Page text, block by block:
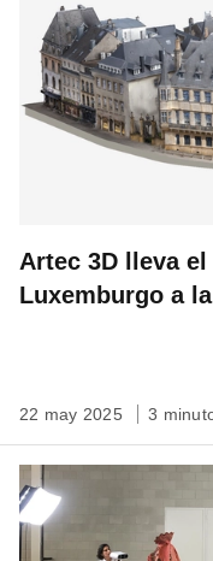
Artec 3D lleva
Luxemburgo a
22 may 2025 3